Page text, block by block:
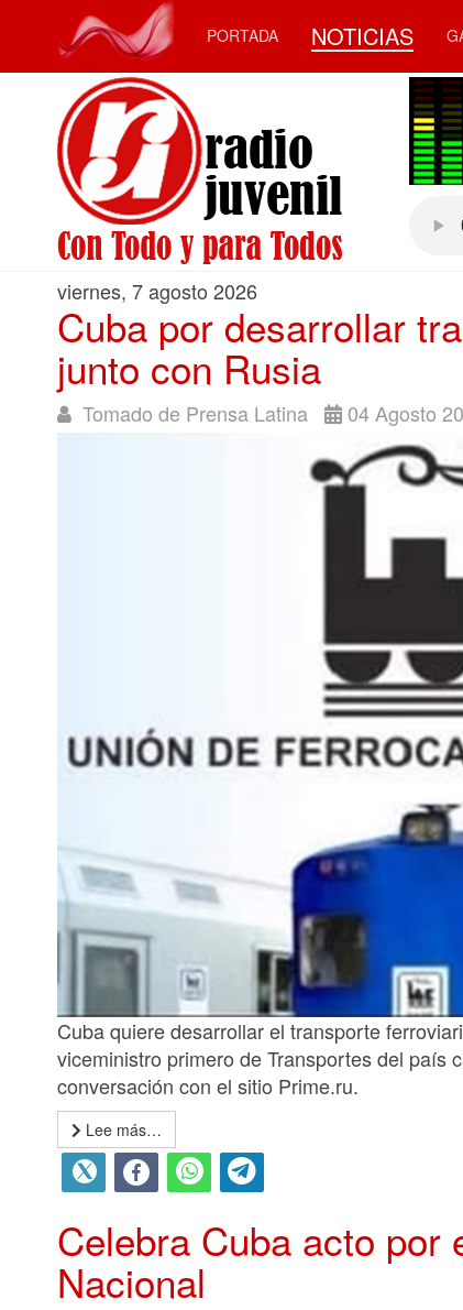
PORTADA NOTICIAS
viernes, 7 agosto 2026
Cuba por desarrollar
junto con Rusia
Tomado de Prensa Latina 04 Agosto
Cuba quiere desarrollar el transporte
viceministro primero de Transportes del país
conversación con el sitio Prime.ru.
Lee más…
Celebra Cuba acto por
Nacional